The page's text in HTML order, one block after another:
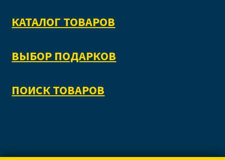
КАТАЛОГ ТОВАРОВ
ВЫБОР ПОДАРКОВ
ПОИСК ТОВАРОВ